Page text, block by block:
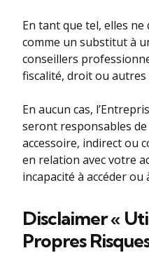
En tant que tel, elles
comme un substitut à
conseillers
fiscalité, droit ou
En aucun cas,
seront responsables
accessoire, indirect ou
en relation avec votre
incapacité à accéder ou
Disclaimer «
Propres